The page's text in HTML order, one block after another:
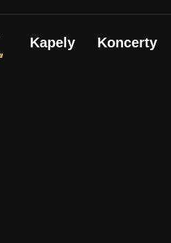
Kapely Koncerty